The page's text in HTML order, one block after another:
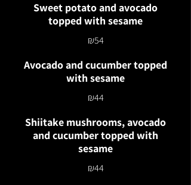
Sweet potato and avocado
topped with sesame
₪54
Avocado and cucumber topped
with sesame
₪44
Shiitake mushrooms, avocado
and cucumber topped with
sesame
₪44